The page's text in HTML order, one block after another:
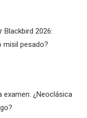
Blackbird 2026:
misil pesado?
examen: ¿Neoclásica